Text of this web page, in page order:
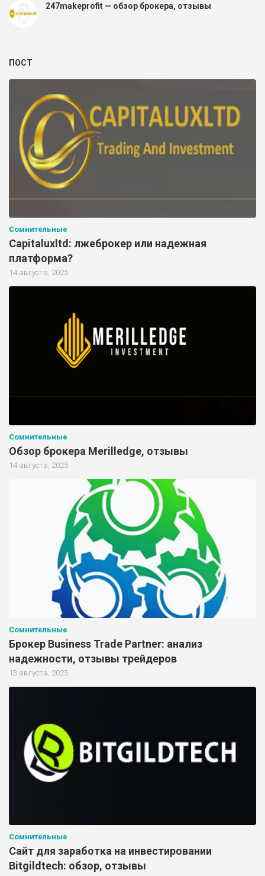
247makeprofit — обзор брокера, отзывы
ПОСТ
Сомнительные
Capitaluxltd: лжеброкер или надежная
платформа?
14 августа, 2025
Сомнительные
Обзор брокера Merilledge, отзывы
14 августа, 2025
Сомнительные
Брокер Business Trade Partner: анализ
надежности, отзывы трейдеров
13 августа, 2025
Сомнительные
Сайт для заработка на инвестировании
Bitgildtech: обзор, отзывы